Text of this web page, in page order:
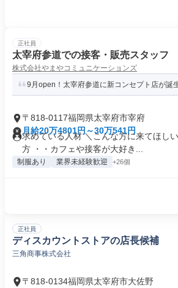
正社員
太宰府参道での接客・販売スタッフ
株式会社やまやコミュニケーションズ
9月open！太宰府参道に新コンセプト店が
〒818-0117福岡県太宰府市宰府
月給20万4801円～30万541円
求めている人材 ＼こんな方に来てほし
方 ・・カフェや接客が大好き...
制服あり 業界未経験歓迎 +26個
正社員
ディスカウントストアの店長候補
三角商事株式会社
〒818-0134福岡県太宰府市大佐野